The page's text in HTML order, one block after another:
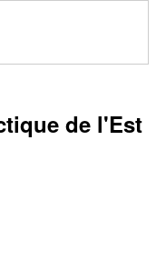
de l'Est